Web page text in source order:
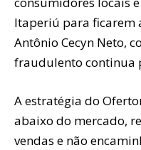
Itaperiú para ficarem
Antônio Cecyn Neto,
fraudulento continua
A estratégia do
abaixo do mercado,
vendas e não